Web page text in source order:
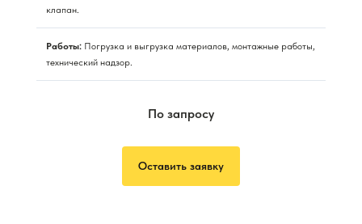
клапан.
Работы: Погрузка и выгрузка материалов, монтажные работы,
технический надзор.
По запросу
Оставить заявку